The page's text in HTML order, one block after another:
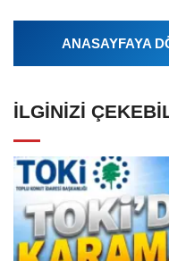
ANASAYFAYA
İLGINIZI